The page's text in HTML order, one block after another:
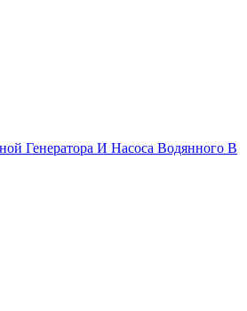
Генератора И Насоса Водянного В